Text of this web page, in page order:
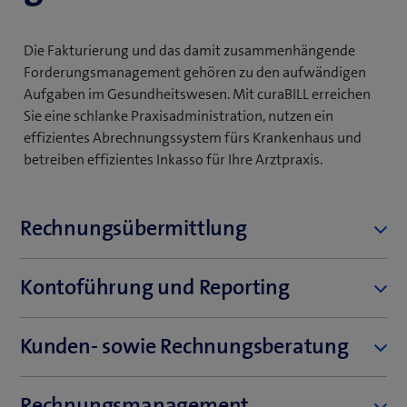
Die Fakturierung und das damit zusammenhängende
Forderungsmanagement gehören zu den aufwändigen
Aufgaben im Gesundheitswesen. Mit curaBILL erreichen
Sie eine schlanke Praxisadministration, nutzen ein
effizientes Abrechnungssystem fürs Krankenhaus und
betreiben effizientes Inkasso für Ihre Arztpraxis.
Rechnungsübermittlung
Elektronische Annahme der Rechnungen
Elektronische Übermittlung an den Versicherer
Druck und Versand via Druckzentrum an den
Patienten
Kontoführung und Reporting
Monatsreporting
Steuerdokumente
Kunden- sowie Rechnungsberatung
Viersprachige Hotline für Kunden und Patienten